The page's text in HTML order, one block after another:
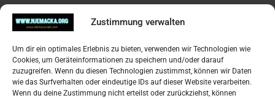
Zustimmung verwalten
Um dir ein optimales Erlebnis zu bieten, verwenden wir Technologien wie
Cookies, um Geräteinformationen zu speichern und/oder darauf
zuzugreifen. Wenn du diesen Technologien zustimmst, können wir Daten
wie das Surfverhalten oder eindeutige IDs auf dieser Website verarbeiten.
Wenn du deine Zustimmung nicht erteilst oder zurückziehst, können
Impressum
Datenschutzerklärung
Widerufsbelehrung
Oglašavanje / Postavite svoj oglas
Tko je “Idemo u Svijet – Njemačka?